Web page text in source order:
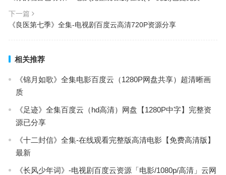
下一篇
《良医第七季》全集-电视剧百度云高清720P资源分享
相关推荐
《锦月如歌》全集电影百度云（1280P网盘共享）超清晰画
质
《足迹》全集百度云（hd高清）网盘【1280P中字】完整资
源已分享
《十二封信》全集-在线观看完整版高清电影【免费高清版】
最新
《长风少年词》-电视剧百度云资源「电影/1080p/高清」云网